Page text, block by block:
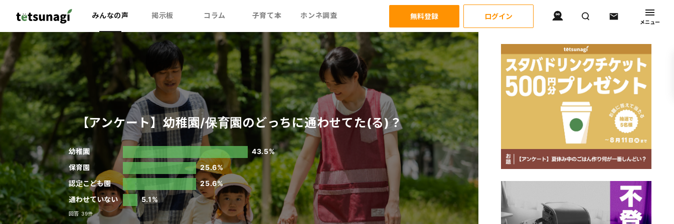
みんなの声 掲示板 コラム 子育て本 ホンネ調査 無料登録 ログイン
メニュー
【アンケート】幼稚園/保育園のどっちに通わせてた(る)？
幼稚園
43.5%
保育園
25.6%
認定こども園
25.6%
通わせていない
5.1%
回答 39件